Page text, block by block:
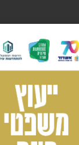
של השר